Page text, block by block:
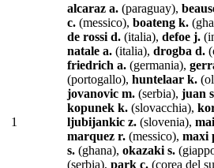
1
alcaraz a. (paraguay),
c. (messico), boateng k.
de rossi d. (italia), defoe j.
natale a. (italia), drogba d.
friedrich a. (germania),
(portogallo), huntelaar k.
jovanovic m. (serbia), juan
kopunek k. (slovacchia),
ljubijankic z. (slovenia),
marquez r. (messico), maxi
s. (ghana), okazaki s.
(serbia), park c. (corea del